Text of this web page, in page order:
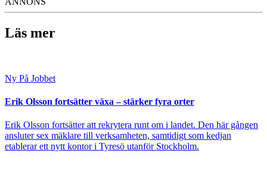
Läs mer
Ny På Jobbet
Erik Olsson fortsätter växa – stärker fyra orter
Erik Olsson fortsätter att rekrytera runt om i landet. Den här gången
ansluter sex mäklare till verksamheten, samtidigt som kedjan
etablerar ett nytt kontor i Tyresö utanför Stockholm.